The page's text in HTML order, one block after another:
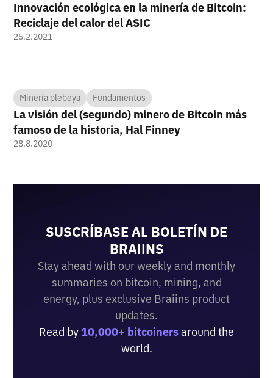
Innovación ecológica en la minería de Bitcoin:
Reciclaje del calor del ASIC
25.2.2021
Minería plebeya Fundamentos
La visión del (segundo) minero de Bitcoin más
famoso de la historia, Hal Finney
28.8.2020
SUSCRÍBASE AL BOLETÍN DE
BRAIINS
Stay ahead with our weekly and monthly
summaries on bitcoin, mining, and
energy, plus exclusive Braiins product
updates.
Read by 10,000+ bitcoinersaround the
world.